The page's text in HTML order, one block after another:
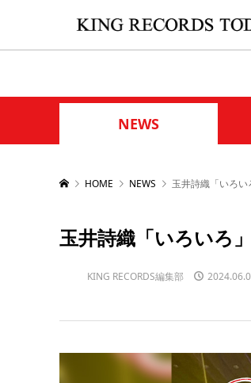
NEWS
HOME NEWS 玉井詩織「いろ
玉井詩織「いろいろ
KING RECORDS編集部